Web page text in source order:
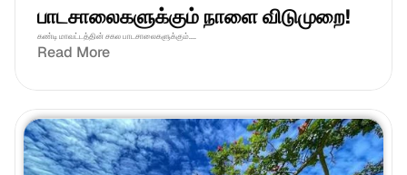
பாடசாலைகளுக்கும் நாளை விடுமுறை!
கண்டி மாவட்டத்தின் சகல பாடசாலைகளுக்கும்....
Read More